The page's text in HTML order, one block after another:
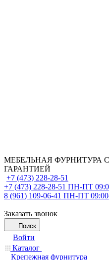
МЕБЕЛЬНАЯ ФУРНИТУРА
ГАРАНТИЕЙ
+7 (473) 228-28-51
+7 (473) 228-28-51 ПН-ПТ
8 (961) 109-06-41 ПН-ПТ
Заказать звонок
Поиск
Войти
Каталог
Крепежная фурнитура